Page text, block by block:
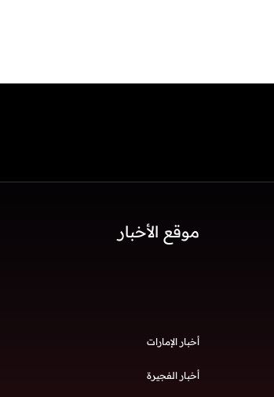
موقع الأخبار
أخبار الإمارات
أخبار الفجيرة